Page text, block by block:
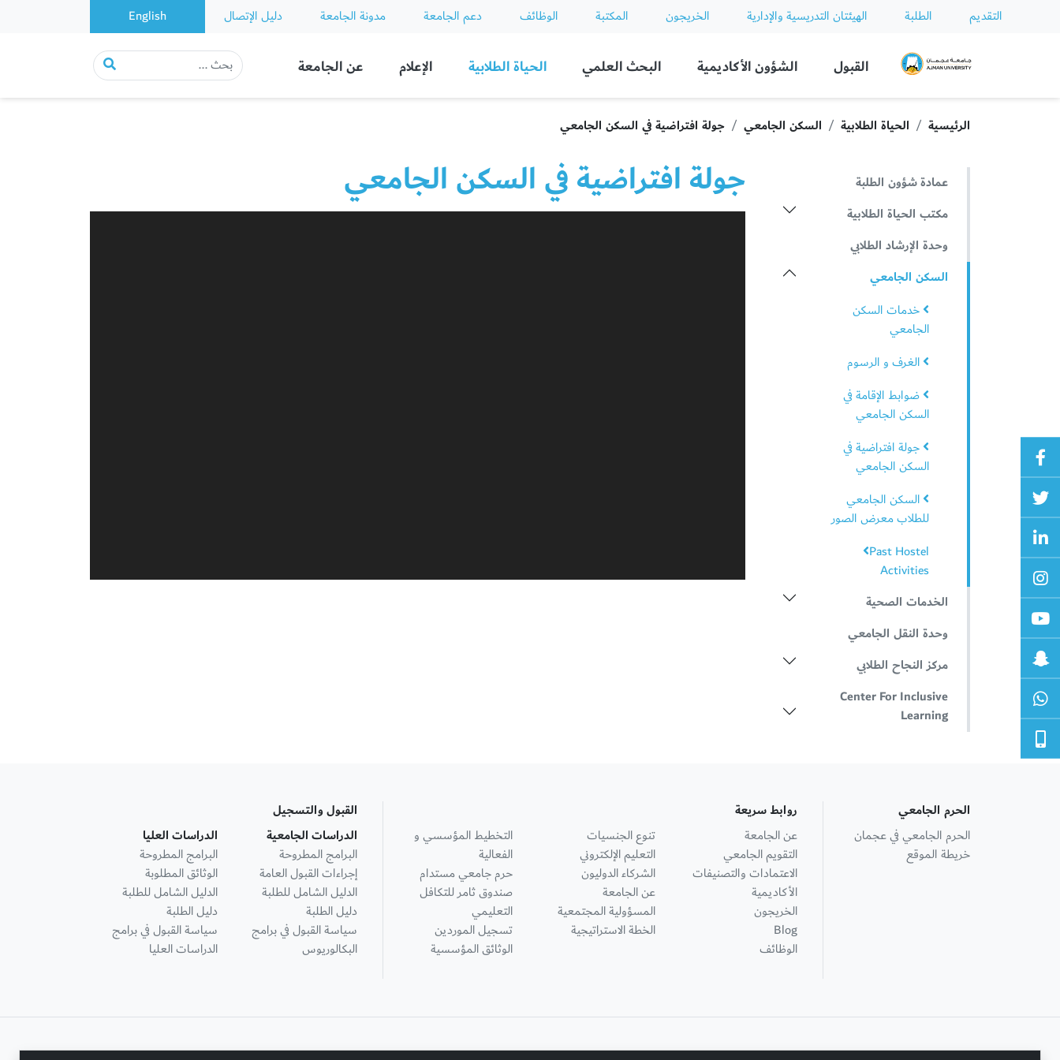
التقديم الطلبة الهيئتان التدريسية والإدارية الخريجون المكتبة الوظائف دعم الجامعة مدونة الجامعة دليل الإتصال English
Ajman University
القبول الشؤون الأكاديمية البحث العلمي الحياة الطلابية الإعلام عن الجامعة
الرئيسية الحياة الطلابية السكن الجامعي جولة افتراضية في السكن الجامعي
عمادة شؤون الطلبة
مكتب الحياة الطلابية
وحدة الإرشاد الطلابي
السكن الجامعي
خدمات السكن
الجامعي
الغرف و الرسوم
ضوابط الإقامة في
السكن الجامعي
جولة افتراضية في
السكن الجامعي
السكن الجامعي
للطلاب معرض الصور
Past Hostel
Activities
الخدمات الصحية
وحدة النقل الجامعي
مركز النجاح الطلابي
Center For Inclusive
Learning
جولة افتراضية في السكن الجامعي
الحرم الجامعي
الحرم الجامعي في عجمان
خريطة الموقع
روابط سريعة
عن الجامعة
التقويم الجامعي
الاعتمادات والتصنيفات
الأكاديمية
الخريجون
Blog
الوظائف
تنوع الجنسيات
التعليم الإلكتروني
الشركاء الدوليون
عن الجامعة
المسؤولية المجتمعية
الخطة الاستراتيجية
التخطيط المؤسسي و
الفعالية
حرم جامعي مستدام
صندوق ثامر للتكافل
التعليمي
تسجيل الموردين
الوثائق المؤسسية
القبول والتسجيل
الدراسات الجامعية
البرامج المطروحة
إجراءات القبول العامة
الدليل الشامل للطلبة
دليل الطلبة
سياسة القبول في برامج
البكالوريوس
الدراسات العليا
البرامج المطروحة
الوثائق المطلوبة
الدليل الشامل للطلبة
دليل الطلبة
سياسة القبول في برامج
الدراسات العليا